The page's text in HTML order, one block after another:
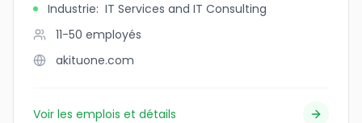
Industrie: IT Services and IT Consulting
11-50 employés
akituone.com
Voir les emplois et détails